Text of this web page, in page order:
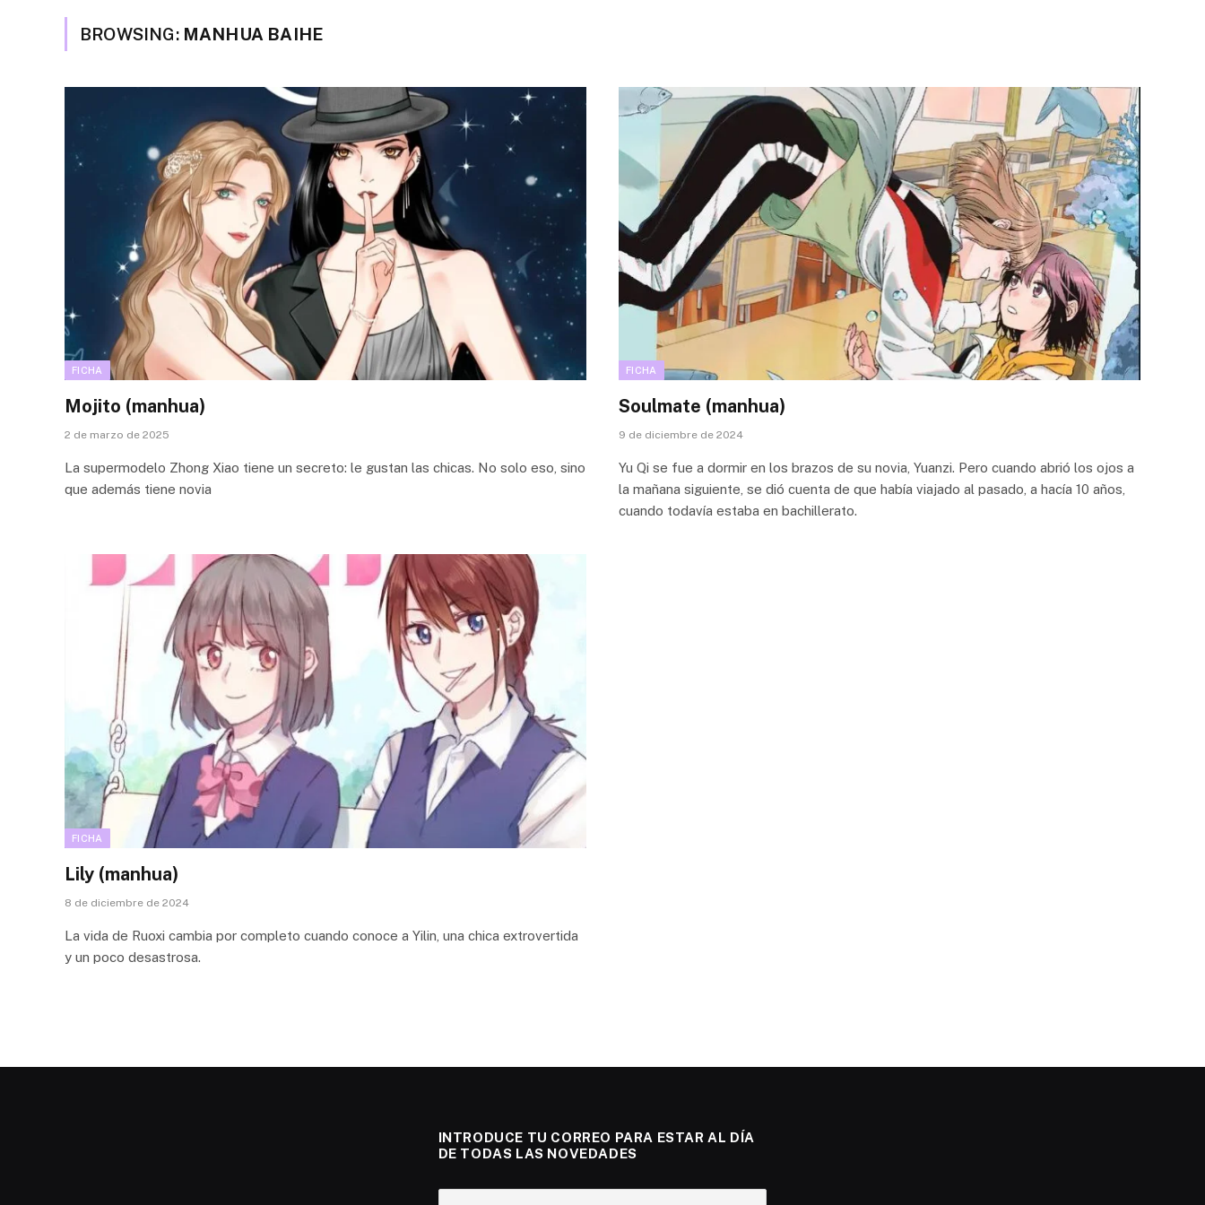
BROWSING: MANHUA BAIHE
FICHA
Mojito (manhua)
2 de marzo de 2025
La supermodelo Zhong Xiao tiene un secreto: le gustan las chicas. No solo eso, sino
que además tiene novia
FICHA
Soulmate (manhua)
9 de diciembre de 2024
Yu Qi se fue a dormir en los brazos de su novia, Yuanzi. Pero cuando abrió los ojos a
la mañana siguiente, se dió cuenta de que había viajado al pasado, a hacía 10 años,
cuando todavía estaba en bachillerato.
FICHA
Lily (manhua)
8 de diciembre de 2024
La vida de Ruoxi cambia por completo cuando conoce a Yilin, una chica extrovertida
y un poco desastrosa.
INTRODUCE TU CORREO PARA ESTAR AL DÍA
DE TODAS LAS NOVEDADES